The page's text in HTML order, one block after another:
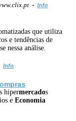
- Info
que utiliza
e tendências de
nessa análise.
Info
hipermercados
e Economia